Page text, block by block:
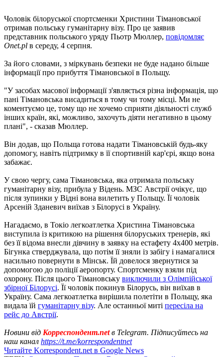
Чоловік білоруської спортсменки Христини Тімановської
отримав польську гуманітарну візу. Про це заявив
представник польського уряду Пьотр Мюллер, повідомляє
Onet.pl в середу, 4 серпня.
За його словами, з міркувань безпеки не буде надано більше
інформації про прибуття Тімановської в Польщу.
"У засобах масової інформації з'являється різна інформація, що
пані Тімановська висадиться в тому чи тому місці. Ми не
коментуємо це, тому що не хочемо сприяти діяльності служб
інших країн, які, можливо, захочуть діяти негативно в цьому
плані", - сказав Мюллер.
Він додав, що Польща готова надати Тімановській будь-яку
допомогу, навіть підтримку в її спортивній кар'єрі, якщо вона
забажає.
У свою чергу, сама Тімановська, яка отримала польську
гуманітарну візу, прибула у Відень. МЗС Австрії очікує, що
після зупинки у Відні вона вилетить у Польщу. Її чоловік
Арсеній Зданевич виїхав з Білорусі в Україну.
Нагадаємо, в Токіо легкоатлетка Христина Тімановська
виступила із критикою на рішення білоруських тренерів, які
без її відома внесли дівчину в заявку на естафету 4х400 метрів.
Бігунка стверджувала, що потім її зняли із забігу і намагалися
насильно повернути в Мінськ. Їй довелося звернутися за
допомогою до поліції аеропорту. Спортсменку взяли під
охорону. Після цього Тімановську виключили з Олімпійської
збірної Білорусі. Її чоловік покинув Білорусь, він виїхав в
Україну. Сама легкоатлетка вирішила полетіти в Польщу, яка
видала їй гуманітарну візу. Але останньої миті пересіла на
рейс до Австрії.
Новини від Корреспондент.netв Telegram. Підписуйтесь на
наш канал https://t.me/korrespondentnet
Читайте Korrespondent.net в Google News